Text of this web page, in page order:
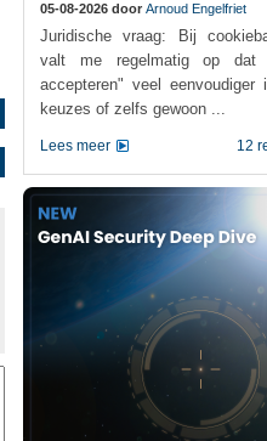
05-08-2026 door Arnoud Engelfriet
Juridische vraag: Bij
valt me regelmatig op dat
accepteren" veel eenvoudiger
keuzes of zelfs gewoon ...
12
Lees meer